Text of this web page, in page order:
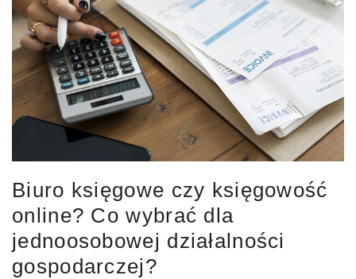
Biuro księgowe czy księgowość
online? Co wybrać dla
jednoosobowej działalności
gospodarczej?